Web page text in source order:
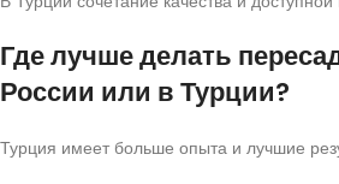
Где лучше делать
России или в Турции?
Турция имеет больше опыта и лучшие